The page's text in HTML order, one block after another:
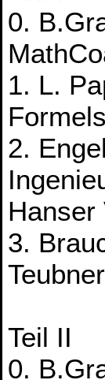
0.
1. L.
2.
Hanser
3.
Teil II
0.